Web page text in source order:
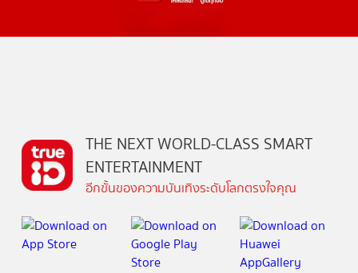
THE NEXT WORLD-CLASS SMART
ENTERTAINMENT
อีกขั้นของความบันเทิงระดับโลกตรงใจคุณ